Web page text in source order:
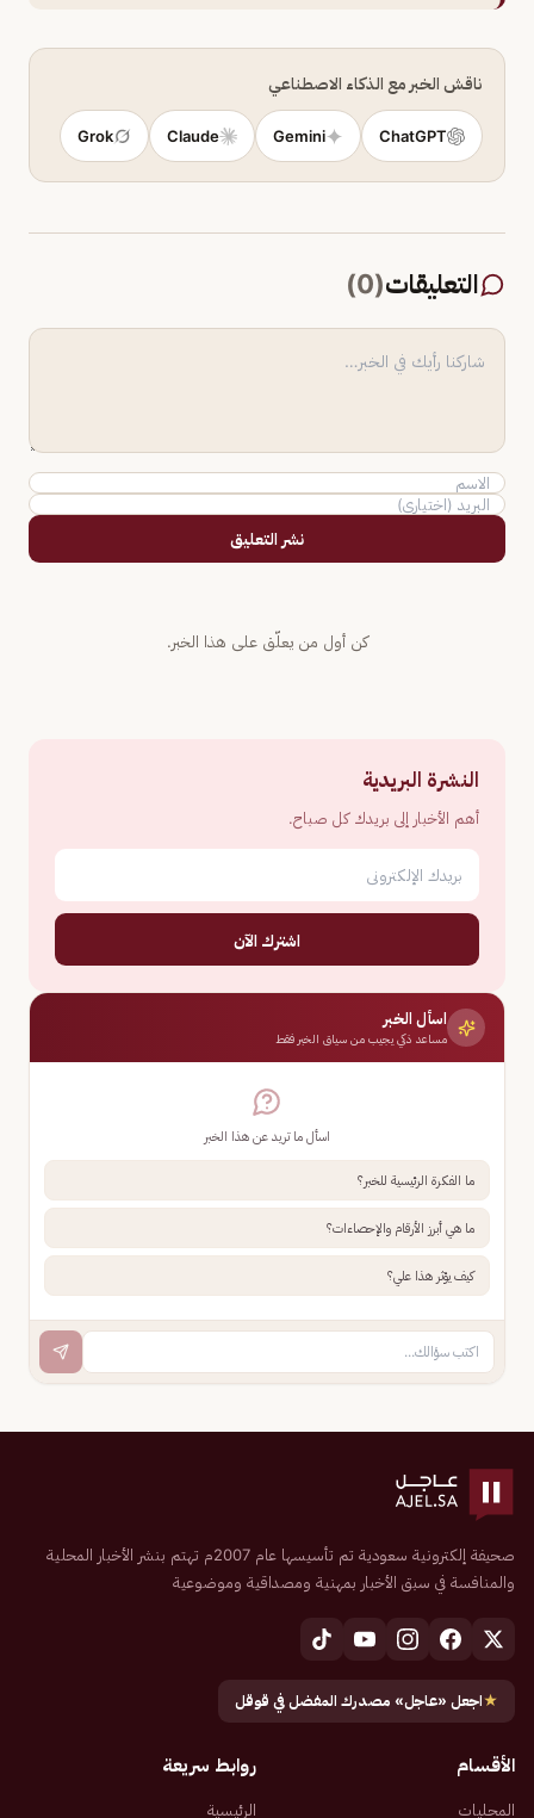
ناقش الخبر مع الذكاء الاصطناعي
ChatGPT
Gemini
Claude
Grok
التعليقات(
0
)
نشر التعليق
كن أول من يعلّق على هذا الخبر.
النشرة البريدية
أهم الأخبار إلى بريدك كل صباح.
اشترك الآن
اسأل الخبر
مساعد ذكي يجيب من سياق الخبر فقط
اسأل ما تريد عن هذا الخبر
ما الفكرة الرئيسية للخبر؟
ما هي أبرز الأرقام والإحصاءات؟
كيف يؤثر هذا علي؟
صحيفة إلكترونية سعودية تم تأسيسها عام 2007م تهتم بنشر الأخبار المحلية
والمنافسة في سبق الأخبار بمهنية ومصداقية وموضوعية
★اجعل «عاجل» مصدرك المفضل في قوقل
الأقسام
المحليات
روابط سريعة
الرئيسية